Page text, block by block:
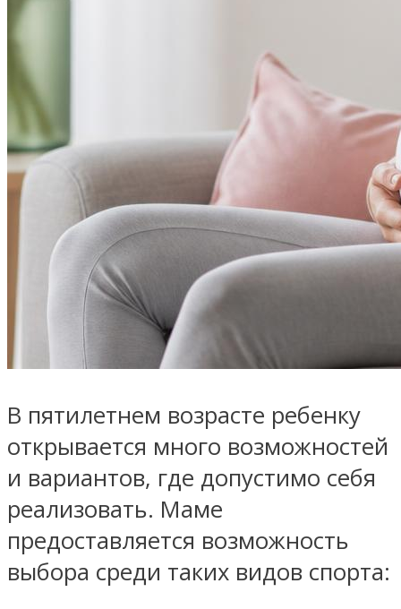
В пятилетнем возрасте ребенку
открывается много возможностей
и вариантов, где допустимо себя
реализовать. Маме
предоставляется возможность
выбора среди таких видов спорта: